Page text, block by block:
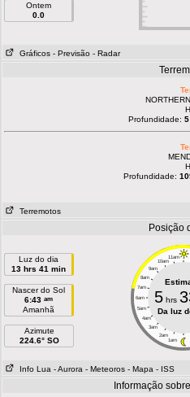
Ontem
0.0
Gráficos - Previsão - Radar
Profundidade:5
Profundidade:
Terremotos
Posição
Luz do dia
13 hrs 41 min
Nascer do Sol
6:43 am
Amanhã
Azimute
224.6° SO
11am
10am
9am
8am
7am
6am
5am
4am
3am
2am
1am
5hrs
Da luz
Info Lua - Aurora - Meteoros - Mapa - ISS
Informação